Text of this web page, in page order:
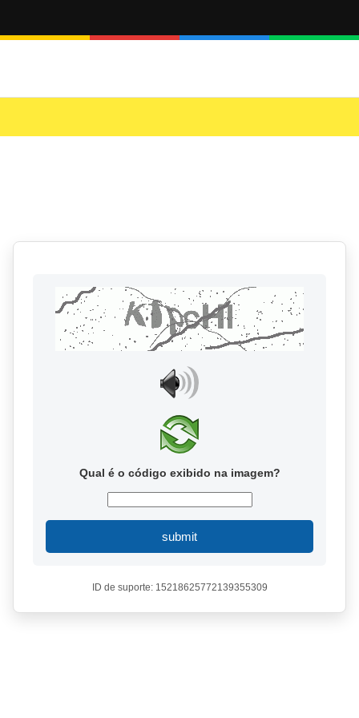
Qual é o código exibido na imagem?
submit
ID de suporte: 15218625772139355309